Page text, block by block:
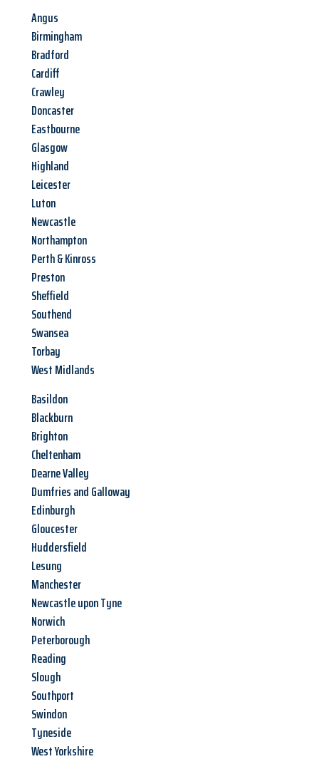
Angus
Birmingham
Bradford
Cardiff
Crawley
Doncaster
Eastbourne
Glasgow
Highland
Leicester
Luton
Newcastle
Northampton
Perth & Kinross
Preston
Sheffield
Southend
Swansea
Torbay
West Midlands
Basildon
Blackburn
Brighton
Cheltenham
Dearne Valley
Dumfries and Galloway
Edinburgh
Gloucester
Huddersfield
Lesung
Manchester
Newcastle upon Tyne
Norwich
Peterborough
Reading
Slough
Southport
Swindon
Tyneside
West Yorkshire